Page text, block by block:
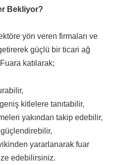
Bekliyor?
yön veren firmaları ve
güçlü bir ticari ağ
katılarak;
kitlelere tanıtabilir,
yakından takip edebilir,
güçlendirebilir,
yararlanarak fuar
edebilirsiniz.